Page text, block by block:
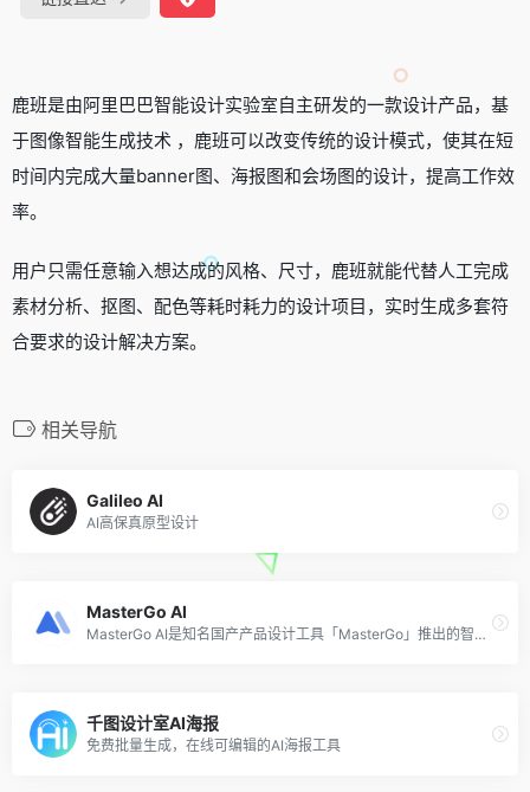
鹿班是由阿里巴巴智能设计实验室自主研发的一款设计产品，基
于图像智能生成技术 ，鹿班可以改变传统的设计模式，使其在短
时间内完成大量banner图、海报图和会场图的设计，提高工作效
率。
用户只需任意输入想达成的风格、尺寸，鹿班就能代替人工完成
素材分析、抠图、配色等耗时耗力的设计项目，实时生成多套符
合要求的设计解决方案。
相关导航
Galileo AI
AI高保真原型设计
MasterGo AI
MasterGo AI是知名国产产品设计工具「MasterGo」推出的智能UI设计助手，该工具允许用户输入文本描述后基于设计系统生成美观的界面设计图。从其宣传视频中可以看出，用户只需输入主题描述想要的界面，然后基于设计系统选择合适的组件，便可以快速搭建你想要的页面。
千图设计室AI海报
免费批量生成，在线可编辑的AI海报工具